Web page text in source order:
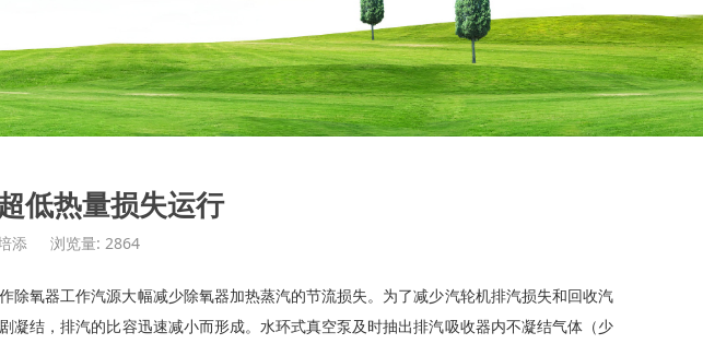
低热量损失运行
添 浏览量: 2864
氧器工作汽源大幅减少除氧器加热蒸汽的节流损失。为了减少汽轮机排汽损失和回收汽
结，排汽的比容迅速减小而形成。水环式真空泵及时抽出排汽吸收器内不凝结气体（少